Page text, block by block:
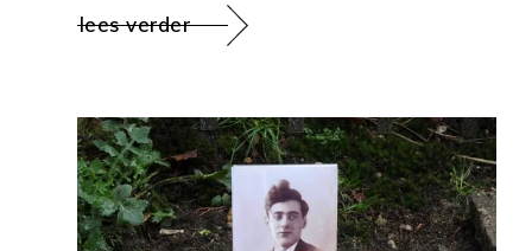
lees verder